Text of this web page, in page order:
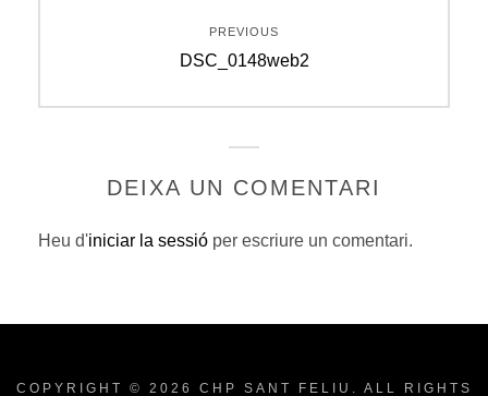
PREVIOUS
Previous
DSC_0148web2
DEIXA UN COMENTARI
Heu d'iniciar la sessió per escriure un comentari.
COPYRIGHT © 2026 CHP SANT FELIU . ALL RIGHTS